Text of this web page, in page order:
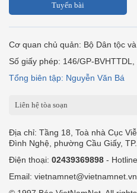
Tuyến bài
Cơ quan chủ quản: Bộ Dân tộc
Số giấy phép: 146/GP-
Tổng biên tập: Nguyễn Văn Bá
Liên hệ tòa soạn
Địa chỉ: Tầng 18, Toà nhà Cục
Đình Nghệ, phường Cầu Giấy, TP.
Điện thoại: 02439369898 -
Email: vietnamnet@vietnamnet.vn